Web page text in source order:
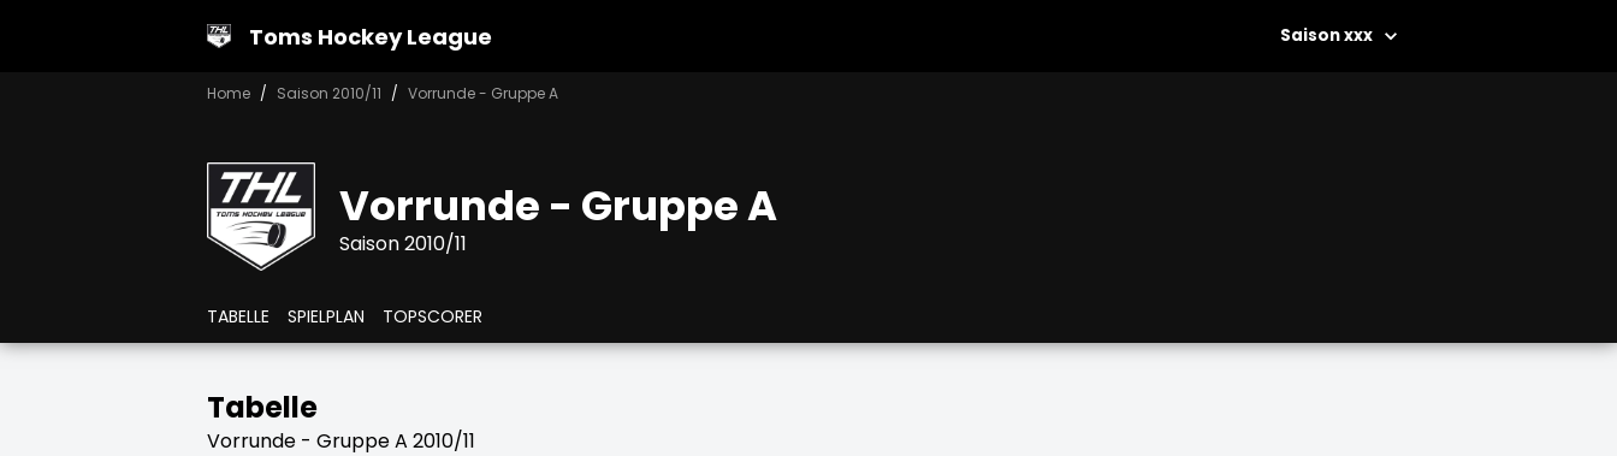
Toms Hockey League xxx
Home Saison 2010/11 Vorrunde - Gruppe A
Vorrunde - Gruppe A
Saison 2010/11
TABELLE SPIELPLAN TOPSCORER
Tabelle
Vorrunde - Gruppe A 2010/11